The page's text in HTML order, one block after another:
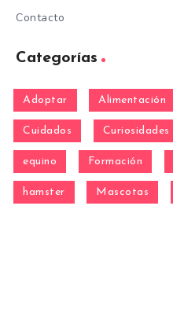
Contacto
Categorías
Adoptar Alimentación
Cuidados Curiosidades
equino Formación
hamster Mascotas